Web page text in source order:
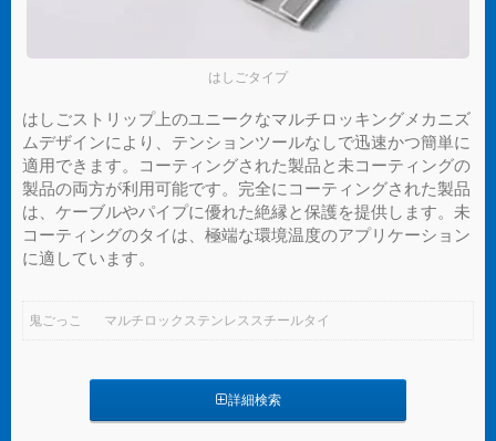
はしごタイプ
はしごストリップ上のユニークなマルチロッキングメカニズ
ムデザインにより、テンションツールなしで迅速かつ簡単に
適用できます。コーティングされた製品と未コーティングの
製品の両方が利用可能です。完全にコーティングされた製品
は、ケーブルやパイプに優れた絶縁と保護を提供します。未
コーティングのタイは、極端な環境温度のアプリケーション
に適しています。
鬼ごっこ マルチロックステンレススチールタイ
詳細検索